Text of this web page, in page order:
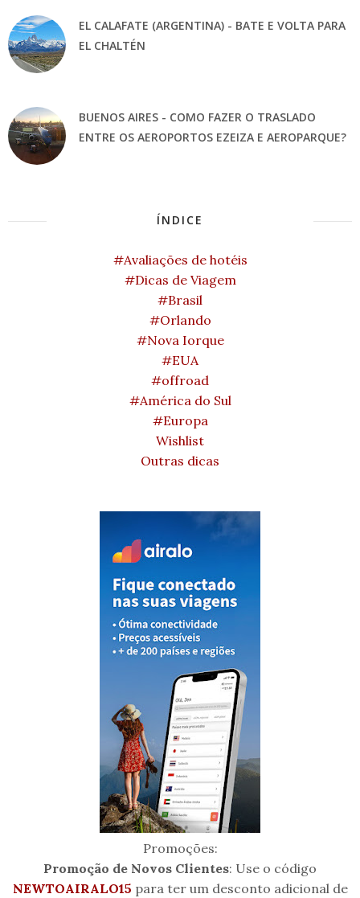
EL CALAFATE (ARGENTINA) - BATE E VOLTA PARA
EL CHALTÉN
BUENOS AIRES - COMO FAZER O TRASLADO
ENTRE OS AEROPORTOS EZEIZA E AEROPARQUE?
ÍNDICE
#Avaliações de hotéis
#Dicas de Viagem
#Brasil
#Orlando
#Nova Iorque
#EUA
#offroad
#América do Sul
#Europa
Wishlist
Outras dicas
Promoções:
Promoção de Novos Clientes: Use o código
NEWTOAIRALO15 para ter um desconto adicional de